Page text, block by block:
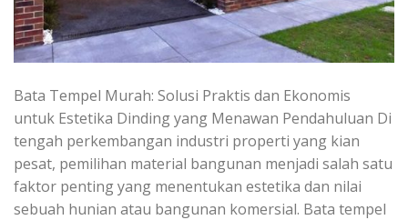
Bata Tempel Murah: Solusi Praktis dan Ekonomis
untuk Estetika Dinding yang Menawan Pendahuluan Di
tengah perkembangan industri properti yang kian
pesat, pemilihan material bangunan menjadi salah satu
faktor penting yang menentukan estetika dan nilai
sebuah hunian atau bangunan komersial. Bata tempel